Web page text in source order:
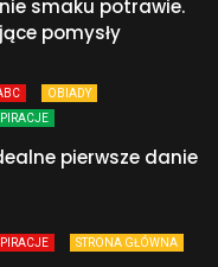
smaku potrawie.
pomysły
OBIADY
pierwsze danie
STRONA GŁÓWNA